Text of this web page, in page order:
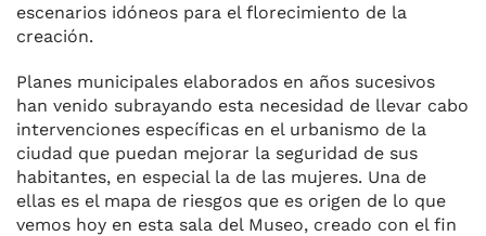
escenarios idóneos para el florecimiento de la
creación.
Planes municipales elaborados en años sucesivos
han venido subrayando esta necesidad de llevar cabo
intervenciones específicas en el urbanismo de la
ciudad que puedan mejorar la seguridad de sus
habitantes, en especial la de las mujeres. Una de
ellas es el mapa de riesgos que es origen de lo que
vemos hoy en esta sala del Museo, creado con el fin